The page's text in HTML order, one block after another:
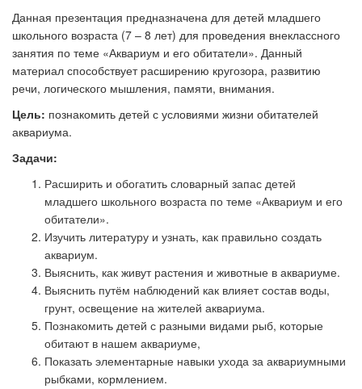
Данная презентация предназначена для детей младшего
школьного возраста (7 – 8 лет) для проведения внеклассного
занятия по теме «Аквариум и его обитатели». Данный
материал способствует расширению кругозора, развитию
речи, логического мышления, памяти, внимания.
Цель: познакомить детей с условиями жизни обитателей
аквариума.
Задачи:
Расширить и обогатить словарный запас детей
младшего школьного возраста по теме «Аквариум и его
обитатели».
Изучить литературу и узнать, как правильно создать
аквариум.
Выяснить, как живут растения и животные в аквариуме.
Выяснить путём наблюдений как влияет состав воды,
грунт, освещение на жителей аквариума.
Познакомить детей с разными видами рыб, которые
обитают в нашем аквариуме,
Показать элементарные навыки ухода за аквариумными
рыбками, кормлением.